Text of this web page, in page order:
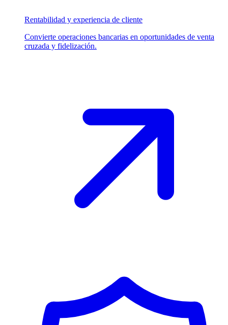
Rentabilidad y experiencia de cliente
Convierte operaciones bancarias en oportunidades de venta
cruzada y fidelización.